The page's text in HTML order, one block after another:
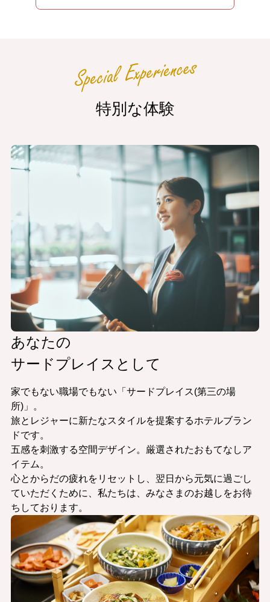
特別な体験
あなたの
サードプレイスとして
家でもない職場でもない「サードプレイス(第三の場
所)」。
旅とレジャーに新たなスタイルを提案するホテルブラン
ドです。
五感を刺激する空間デザイン。厳選されたおもてなしア
イテム。
心とからだの疲れをリセットし、翌日から元気に過ごし
ていただくために、私たちは、みなさまのお越しをお待
ちしております。